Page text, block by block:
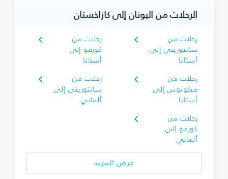
الرحلات من اليونان إلى كازاخستان
رحلات من
سانتوريني إلى
أستانا
رحلات من
كورفو إلى
أستانا
رحلات من
ميكونوس إلى
أستانا
رحلات من
سانتوريني إلى
ألماتي
رحلات من
كورفو إلى
ألماتي
عرض المزيد